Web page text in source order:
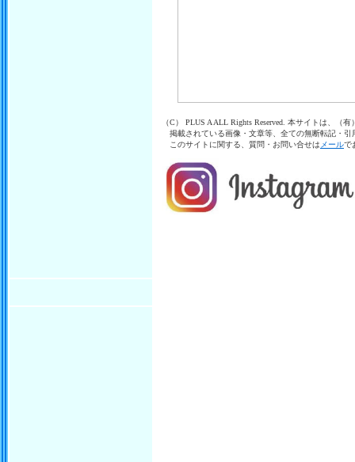
（C） PLUS A ALL Rights Reserved. 本サイトは、（
掲載されている画像・文章等、全ての無断転記・引
このサイトに関する、質問・お問い合せは メールで